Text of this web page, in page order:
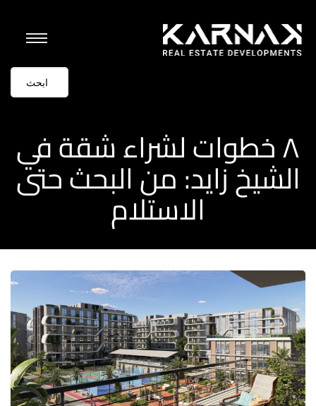
٨ خطوات لشراء شقة في
الشيخ زايد: من البحث حتى
الاستلام